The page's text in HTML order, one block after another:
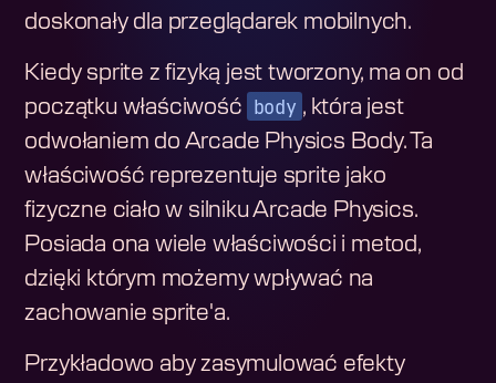
doskonały dla przeglądarek mobilnych.
Kiedy sprite z fizyką jest tworzony, ma on od
początku właściwość body , która jest
odwołaniem do Arcade Physics Body. Ta
właściwość reprezentuje sprite jako
fizyczne ciało w silniku Arcade Physics.
Posiada ona wiele właściwości i metod,
dzięki którym możemy wpływać na
zachowanie sprite'a.
Przykładowo aby zasymulować efekty